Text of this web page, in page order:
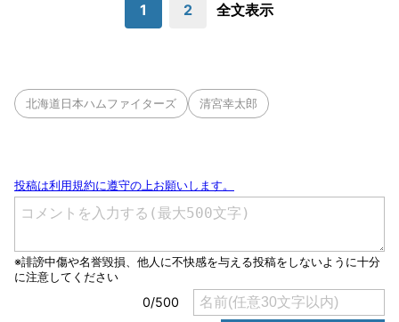
1 2 全文表示
北海道日本ハムファイターズ 清宮幸太郎